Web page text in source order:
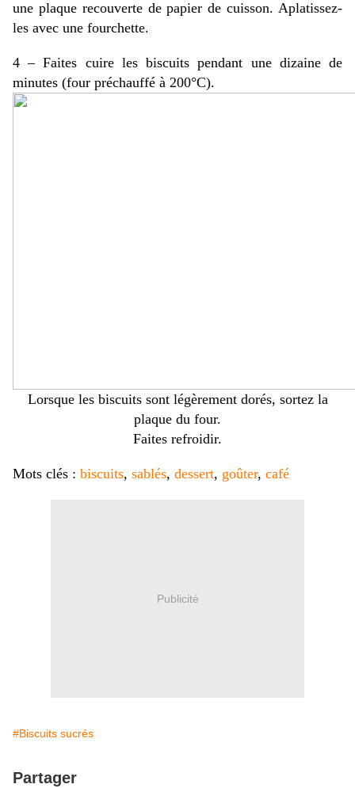
une plaque recouverte de papier de cuisson. Aplatissez-
les avec une fourchette.
4 – Faites cuire les biscuits pendant une dizaine de
minutes (four préchauffé à 200°C).
Lorsque les biscuits sont légèrement dorés, sortez la
plaque du four.
Faites refroidir.
Mots clés : biscuits, sablés, dessert, goûter, café
Publicité
#Biscuits sucrés
Partager